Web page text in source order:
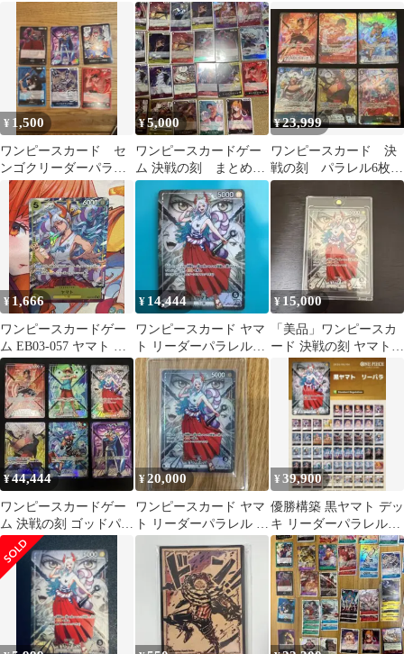
079[L]：(パラレル)ヤマ
ル デッキパーツ黒 まと
め売り！
OP16-079 L-P 決戦の刻
¥ 1,500
ワンピースカード セ
ンゴクリーダーパラレ
ル含むセット
¥5,000
ワンピースカードゲー
ム 決戦の刻 まとめ売
り パラレル他サカズ
キ ヤマト、ルフィ
¥23,999
ワンピースカード 決
戦の刻 パラレル6枚セ
ット
¥ 1,666
ワンピースカードゲー
ム EB03-057 ヤマト パ
ラレル
¥ 14,444
ワンピースカード ヤマ
ト リーダーパラレル
OP16-079 決戦の刻
¥ 15,000
「美品」ワンピースカ
ード 決戦の刻 ヤマト
リーダー パラレル
OP06-079
¥44,444
ワンピースカードゲー
ム 決戦の刻 ゴッドパッ
ク リーパラ
¥20,000
ワンピースカード ヤマ
ト リーダーパラレル ボ
ア・ハンコックSRパラ
レル決戦の刻
¥39,900
優勝構築 黒ヤマト デッ
キ リーダーパラレル・
ルフィプロモカード付
き 全70枚